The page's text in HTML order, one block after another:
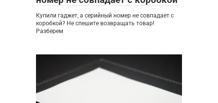
Купили гаджет, а серийный номер не совпадает с
коробкой? Не спешите возвращать товар!
Разберем